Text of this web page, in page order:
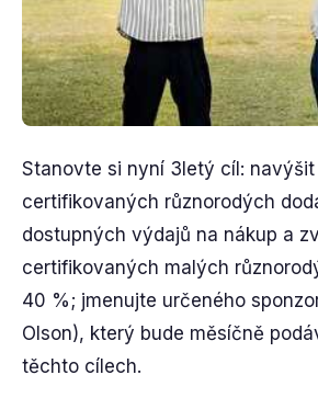
Stanovte si nyní 3letý cíl:
certifikovaných různorodých
dostupných výdajů na nákup a
certifikovaných malých
40 %; jmenujte určeného
Olson), který bude měsíčně
těchto cílech.